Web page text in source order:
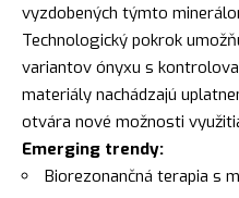
vyzdobených týmto
Technologický pokrok
variantov ónyxu s
materiály nachádzajú
otvára nové možnosti
Emerging trendy:
Biorezonančná terapia s